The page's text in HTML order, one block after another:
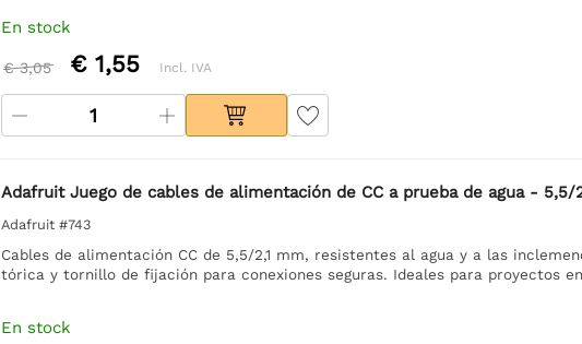
En stock
€ 3,05 € 1,55 Incl. IVA
Adafruit Juego de cables de alimentación de CC a prueba de agua - 5,5/
Adafruit #743
Cables de alimentación CC de 5,5/2,1 mm, resistentes al agua y a las
tórica y tornillo de fijación para conexiones seguras. Ideales para proyectos
En stock